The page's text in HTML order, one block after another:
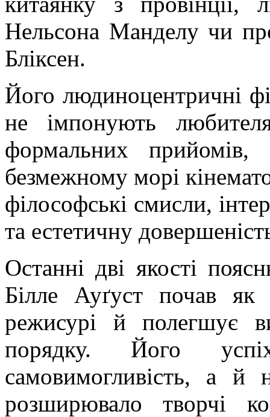
Нельсона Манделучи
Бліксен.
Його людиноцентричні
не імпонують
формальних
безмежному морі
філософські смисли,
та естетичну
Останні дві якості
Білле Ауґустпочав як
режисурі й полегшує
порядку. Його
самовимогливість, а
розширювало творчі